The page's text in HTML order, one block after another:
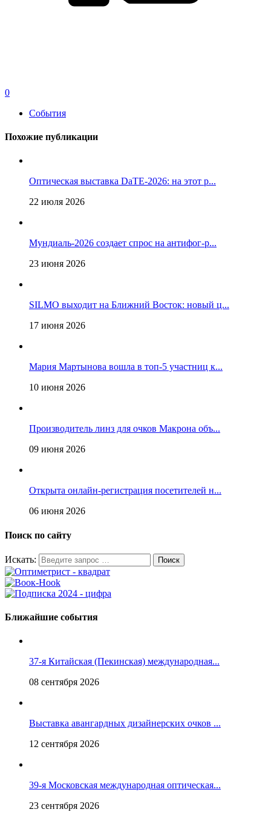
0
События
Похожие публикации
Оптическая выставка DaTE-2026: на этот р...
22 июля 2026
Мундиаль-2026 создает спрос на антифог-р...
23 июня 2026
SILMO выходит на Ближний Восток: новый ц...
17 июня 2026
Мария Мартынова вошла в топ-5 участниц к...
10 июня 2026
Производитель линз для очков Макрона объ...
09 июня 2026
Открыта онлайн-регистрация посетителей н...
06 июня 2026
Поиск по сайту
Искать:
Ближайшие события
37-я Китайская (Пекинская) международная...
08 сентября 2026
Выставка авангардных дизайнерских очков ...
12 сентября 2026
39-я Московская международная оптическая...
23 сентября 2026